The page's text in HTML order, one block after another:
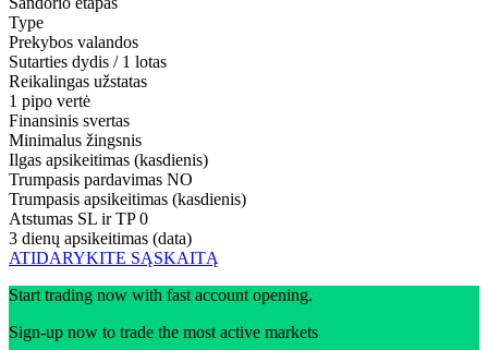
Type
Prekybos valandos
Sutarties dydis / 1 lotas
Reikalingas užstatas
1 pipo vertė
Finansinis svertas
Minimalus žingsnis
Ilgas apsikeitimas (kasdienis)
Trumpasis pardavimas NO
Trumpasis apsikeitimas (kasdienis)
Atstumas SL ir TP 0
3 dienų apsikeitimas (data)
ATIDARYKITE SĄSKAITĄ
Start trading now with fast account opening.
Sign-up now to trade the most active markets